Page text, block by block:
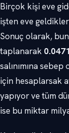
Birçok kişi eve
işten eve
Sonuç olarak,
taplanarak
salınımına
için hesaplarsak
yapıyor ve tüm
ise bu miktar